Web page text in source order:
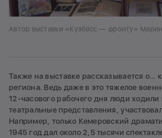
Автор выставки «Кузбасс — фронту»
Также на выставке рассказывается о…
региона. Ведь даже в это тяжелое
12-часового рабочего дня люди
театральные представления,
Например, только Кемеровский
1945 год дал около 2,5 тысячи